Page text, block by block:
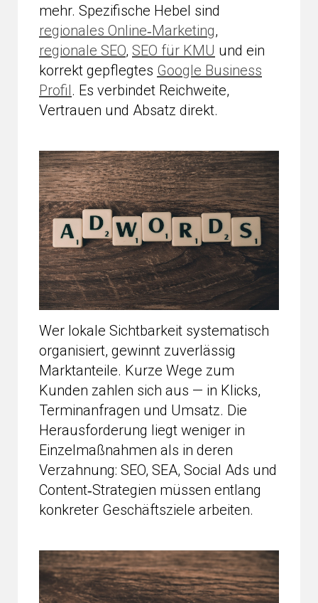
mehr. Spezifische Hebel sind
regionales Online‑Marketing,
regionale SEO, SEO für KMU und ein
korrekt gepflegtes Google Business
Profil. Es verbindet Reichweite,
Vertrauen und Absatz direkt.
Wer lokale Sichtbarkeit systematisch
organisiert, gewinnt zuverlässig
Marktanteile. Kurze Wege zum
Kunden zahlen sich aus — in Klicks,
Terminanfragen und Umsatz. Die
Herausforderung liegt weniger in
Einzelmaßnahmen als in deren
Verzahnung: SEO, SEA, Social Ads und
Content‑Strategien müssen entlang
konkreter Geschäftsziele arbeiten.